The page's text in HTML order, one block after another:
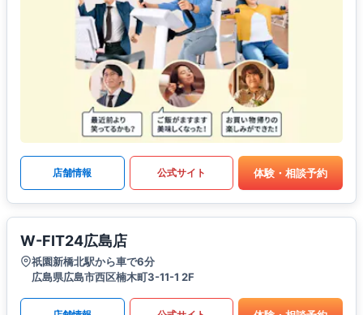
店舗情報 公式サイト 体験・相談予約
W-FIT24広島店
祇園新橋北駅から車で6分
広島県広島市西区楠木町3-11-1 2F